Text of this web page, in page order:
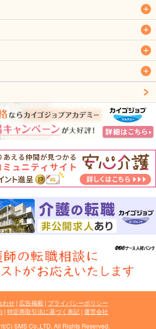
わせ 広告掲載 プライバシーポリシー
特定商取引法に基づく表記 運営会社
SMS Co.,LTD. All Rights Reserved.